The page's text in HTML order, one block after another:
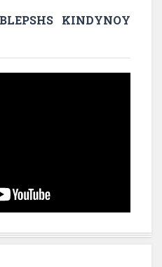
KINDYNOY